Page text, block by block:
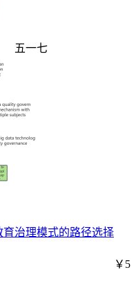
五一七
治理模式的路径选择
￥5